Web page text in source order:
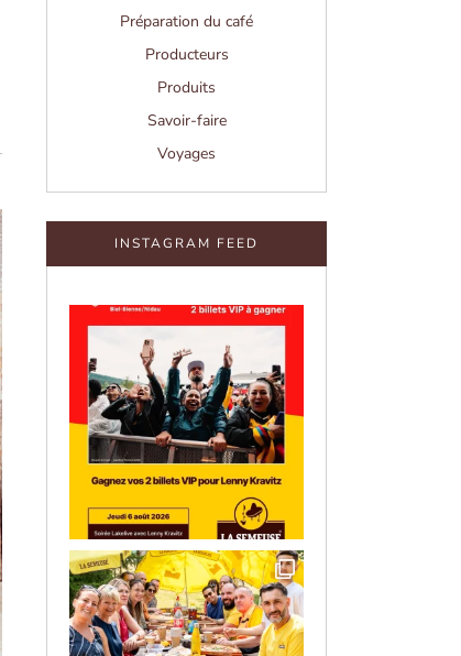
Préparation du café
Producteurs
Produits
Savoir-faire
Voyages
INSTAGRAM FEED